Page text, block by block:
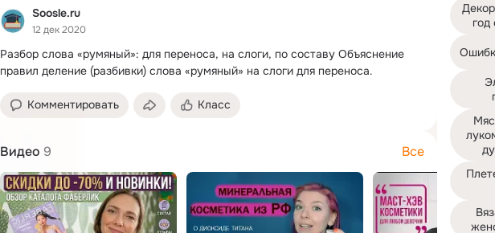
Soosle.ru
12 дек 2020
Разбор слова «румяный»: для переноса, на слоги, по составу Объяснение
правил деление (разбивки) слова «румяный» на слоги для переноса.
Комментировать Класс
Видео 9 Все